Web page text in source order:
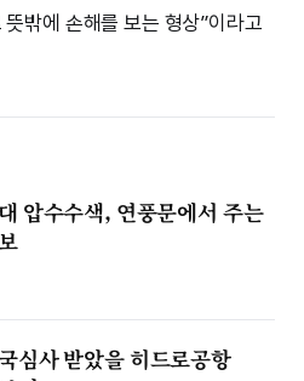
밖에 손해를 보는 형상”이라고
압수수색, 연풍문에서 주는
심사 받았을 히드로공항